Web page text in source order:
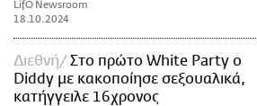
LifO Newsroom
18.10.2024
Διεθνή
Στο πρώτο White Party ο
Diddy με κακοποίησε σεξουαλικά,
κατήγγειλε 16χρονος